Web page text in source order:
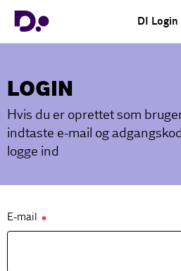
DI Login
LOGIN
Hvis du er oprettet som
indtaste e-mail og
logge ind
E-mail ✱